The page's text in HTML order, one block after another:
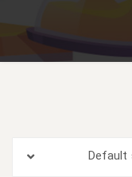
Default